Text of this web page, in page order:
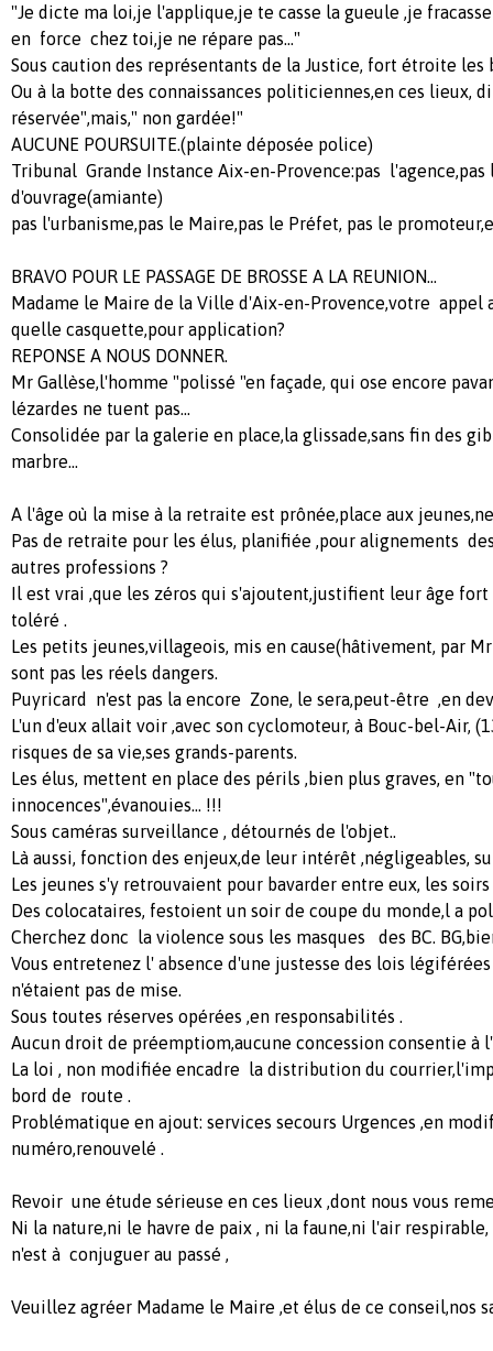
"Je dicte ma loi,je l'applique,je te casse la gueule ,je
en force chez toi,je ne répare pas..."
Sous caution des représentants de la Justice, fort étroite
Ou à la botte des connaissances politiciennes,en ces lieux,
réservée",mais," non gardée!"
AUCUNE POURSUITE.(plainte déposée police)
Tribunal Grande Instance Aix-en-Provence:pas
d'ouvrage(amiante)
pas l'urbanisme,pas le Maire,pas le Préfet, pas le
BRAVO POUR LE PASSAGE DE BROSSE A LA REUNION...
Madame le Maire de la Ville d'Aix-en-Provence,votre appel
quelle casquette,pour application?
REPONSE A NOUS DONNER.
Mr Gallèse,l'homme "polissé "en façade, qui ose encore
lézardes ne tuent pas...
Consolidée par la galerie en place,la glissade,sans fin des
marbre...
A l'âge où la mise à la retraite est prônée,place aux
Pas de retraite pour les élus, planifiée ,pour alignements
autres professions ?
Il est vrai ,que les zéros qui s'ajoutent,justifient leur âge
toléré .
Les petits jeunes,villageois, mis en cause(hâtivement, par
sont pas les réels dangers.
Puyricard n'est pas la encore Zone, le sera,peut-être ,en
L'un d'eux allait voir ,avec son cyclomoteur, à Bouc-bel-Air,
risques de sa vie,ses grands-parents.
Les élus, mettent en place des périls ,bien plus graves, en
innocences",évanouies... !!!
Sous caméras surveillance , détournés de l'objet..
Là aussi, fonction des enjeux,de leur intérêt ,négligeables,
Les jeunes s'y retrouvaient pour bavarder entre eux, les soirs
Des colocataires, festoient un soir de coupe du monde,l a
Cherchez donc la violence sous les masques des BC.
Vous entretenez l' absence d'une justesse des lois
n'étaient pas de mise.
Sous toutes réserves opérées ,en responsabilités .
Aucun droit de préemptiom,aucune concession consentie
La loi , non modifiée encadre la distribution du
bord de route .
Problématique en ajout: services secours Urgences ,en
numéro,renouvelé .
Revoir une étude sérieuse en ces lieux ,dont nous vous
Ni la nature,ni le havre de paix , ni la faune,ni l'air
n'est à conjuguer au passé ,
Veuillez agréer Madame le Maire ,et élus de ce conseil,nos